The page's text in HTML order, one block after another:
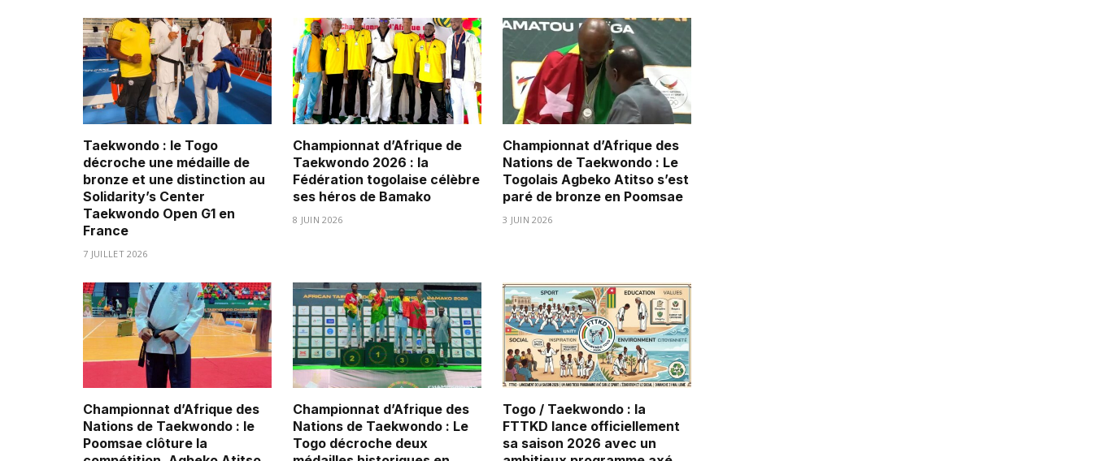
Taekwondo : le Togo
décroche une médaille de
bronze et une distinction au
Solidarity’s Center
Taekwondo Open G1 en
France
7 JUILLET 2026
Championnat d’Afrique de
Taekwondo 2026 : la
Fédération togolaise célèbre
ses héros de Bamako
8 JUIN 2026
Championnat d’Afrique des
Nations de Taekwondo : Le
Togolais Agbeko Atitso s’est
paré de bronze en Poomsae
3 JUIN 2026
Championnat d’Afrique des
Nations de Taekwondo : le
Poomsae clôture la
Championnat d’Afrique des
Nations de Taekwondo : Le
Togo décroche deux
Togo / Taekwondo : la
FTTKD lance officiellement
sa saison 2026 avec un